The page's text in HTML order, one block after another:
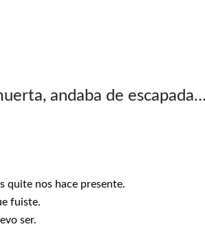
andaba de escapada…
quite nos hace presente.
fuiste.
ser.